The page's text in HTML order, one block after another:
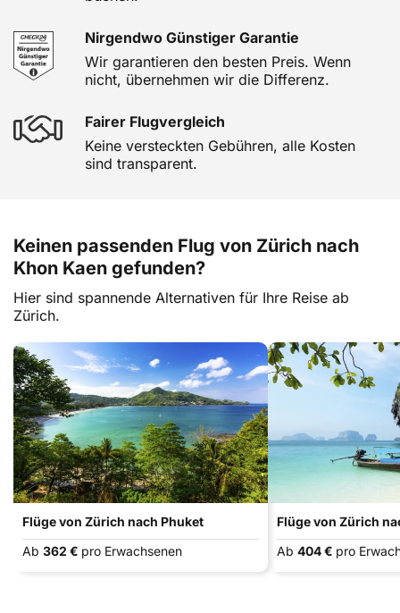
Nirgendwo Günstiger Garantie
Wir garantieren den besten Preis. Wenn
nicht, übernehmen wir die Differenz.
Fairer Flugvergleich
Keine versteckten Gebühren, alle Kosten
sind transparent.
Keinen passenden Flug von Zürich nach
Khon Kaen gefunden?
Hier sind spannende Alternativen für Ihre Reise ab
Zürich.
Flüge von Zürich nach Phuket
Ab 362 € pro Erwachsenen
Flüge von Zürich
Ab 404 € pro